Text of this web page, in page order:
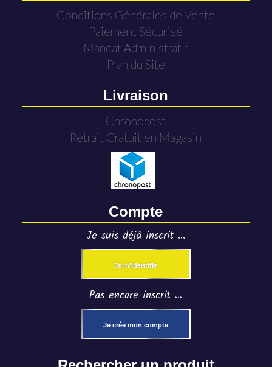
Conditions Générales de Vente
Paiement Sécurisé
Mandat Administratif
Plan du Site
Livraison
Chronopost
Retrait Gratuit en Magasin
Compte
Je suis déjà inscrit ...
Je m'identifie
Pas encore inscrit ...
Je crée mon compte